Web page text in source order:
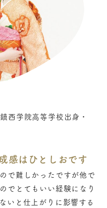
西学院高等学校出身・
感はひとしおです
で難しかったですが他で
でとてもいい経験になり
いと仕上がりに影響する